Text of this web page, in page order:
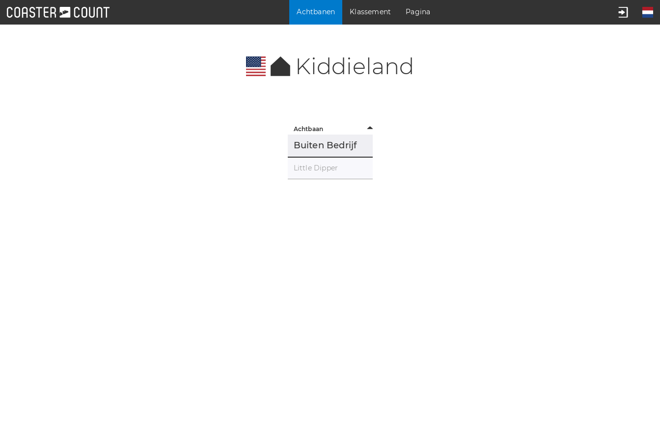
Achtbanen Klassement Pagina
Kiddieland
Achtbaan
Buiten Bedrijf
Little Dipper